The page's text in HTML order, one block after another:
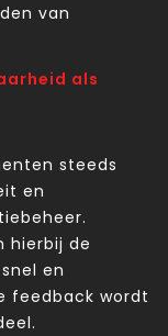
van
als
steeds
en
hierbij de
en
feedback wordt